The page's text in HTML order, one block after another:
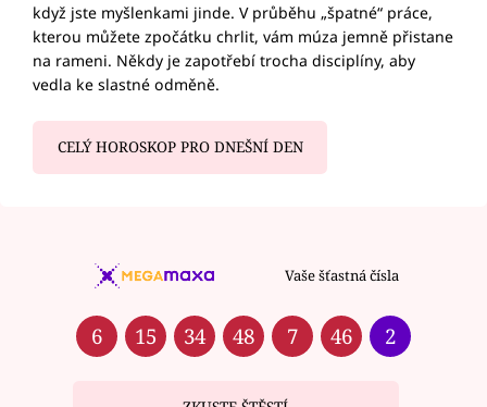
když jste myšlenkami jinde. V průběhu „špatné“ práce,
kterou můžete zpočátku chrlit, vám múza jemně přistane
na rameni. Někdy je zapotřebí trocha disciplíny, aby
vedla ke slastné odměně.
CELÝ HOROSKOP PRO DNEŠNÍ DEN
Vaše šťastná čísla
6 15 34 48 7 46 2